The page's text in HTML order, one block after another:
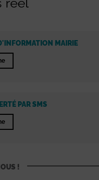
réel
MAIRIE
PAR SMS
!